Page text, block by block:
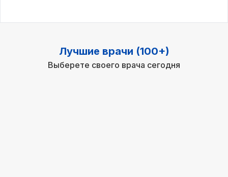
Лучшие врачи (100+)
Выберете своего врача сегодня